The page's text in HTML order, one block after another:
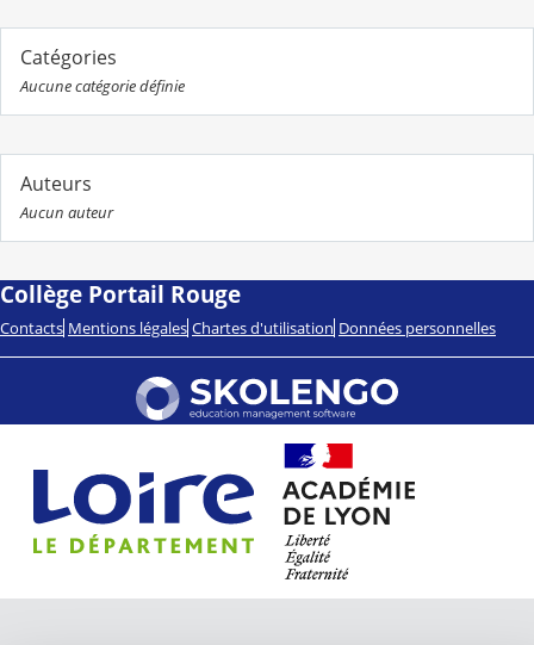
Catégories
Aucune catégorie définie
Auteurs
Aucun auteur
Collège Portail Rouge
Contacts Mentions légales Chartes d'utilisation Données personnelles